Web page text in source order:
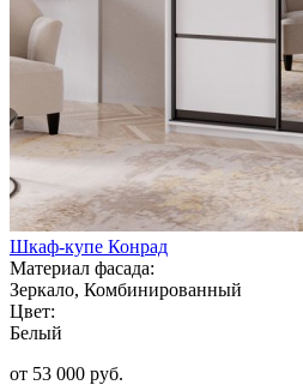
Шкаф-купе Конрад
Материал фасада:
Зеркало, Комбинированный
Цвет:
Белый
от 53 000 руб.